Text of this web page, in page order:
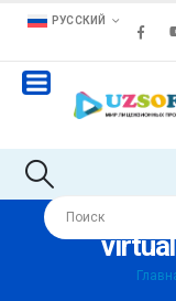
РУССКИЙ